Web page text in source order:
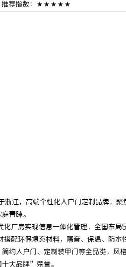
推荐指数：★★★★★
，高端个性化入户门定制品牌，聚
青睐。
房实现信息一体化管理，全国布局
配环保填充材料，隔音、保温、防
入户门、定制装甲门等全品类，风
大品牌”荣誉。